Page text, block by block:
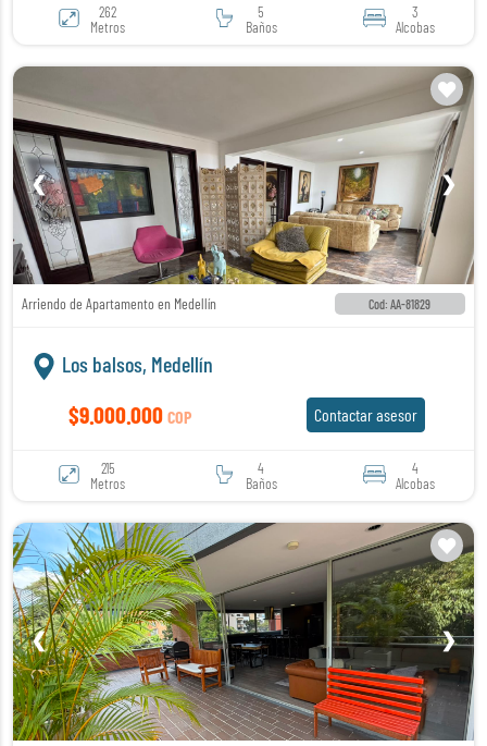
262
Metros
5
Baños
3
Alcobas
❮ ❯
Arriendo de Apartamento en Medellín Cod: AA-81829
Los balsos, Medellín
$9.000.000 COP Contactar asesor
215
Metros
4
Baños
4
Alcobas
❮ ❯